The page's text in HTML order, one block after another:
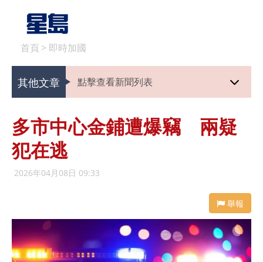
首頁 > 即時加國
其他文章 點擊查看新聞列表
多市中心金鋪遭爆竊 兩疑
犯在逃
2026年04月08日 09:33
舉報